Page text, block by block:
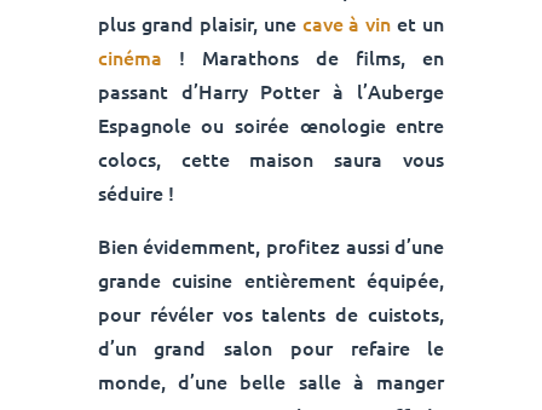
plus grand plaisir, une cave à vin et un
cinéma ! Marathons de films, en
passant d’Harry Potter à l’Auberge
Espagnole ou soirée œnologie entre
colocs, cette maison saura vous
séduire !
Bien évidemment, profitez aussi d’une
grande cuisine entièrement équipée,
pour révéler vos talents de cuistots,
d’un grand salon pour refaire le
monde, d’une belle salle à manger